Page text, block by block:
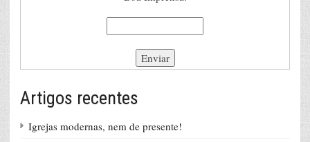
Artigos recentes
Igrejas modernas, nem de presente!